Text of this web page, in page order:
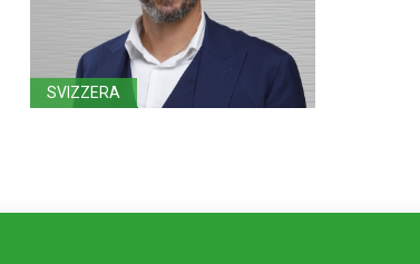
SVIZZERA